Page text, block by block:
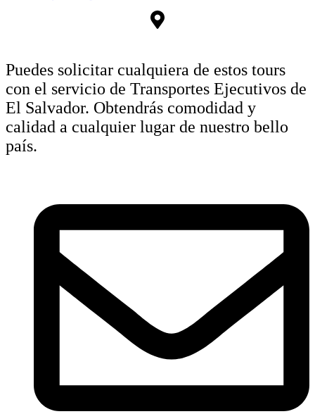
Puedes solicitar cualquiera de estos tours
con el servicio de Transportes Ejecutivos de
El Salvador. Obtendrás comodidad y
calidad a cualquier lugar de nuestro bello
país.